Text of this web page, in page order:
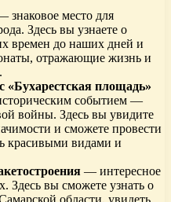
знаковое место для
Здесь вы узнаете о
времен до наших дней и
отражающие жизнь и
площадь»
событием —
войны. Здесь вы увидите
и сможете провести
красивыми видами и
— интересное
Здесь вы сможете узнать о